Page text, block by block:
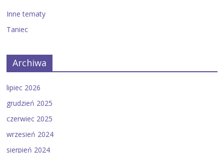
Inne tematy
Taniec
Archiwa
lipiec 2026
grudzień 2025
czerwiec 2025
wrzesień 2024
sierpień 2024